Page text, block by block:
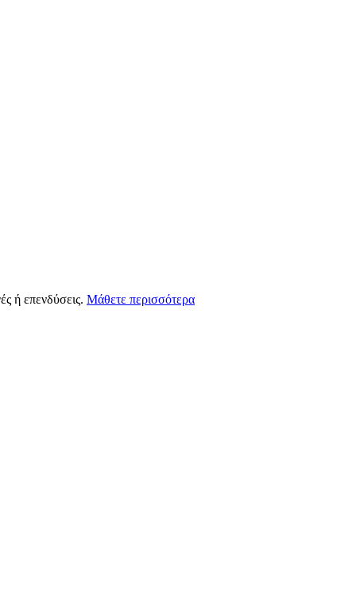
ή επενδύσεις. Μάθετε περισσότερα